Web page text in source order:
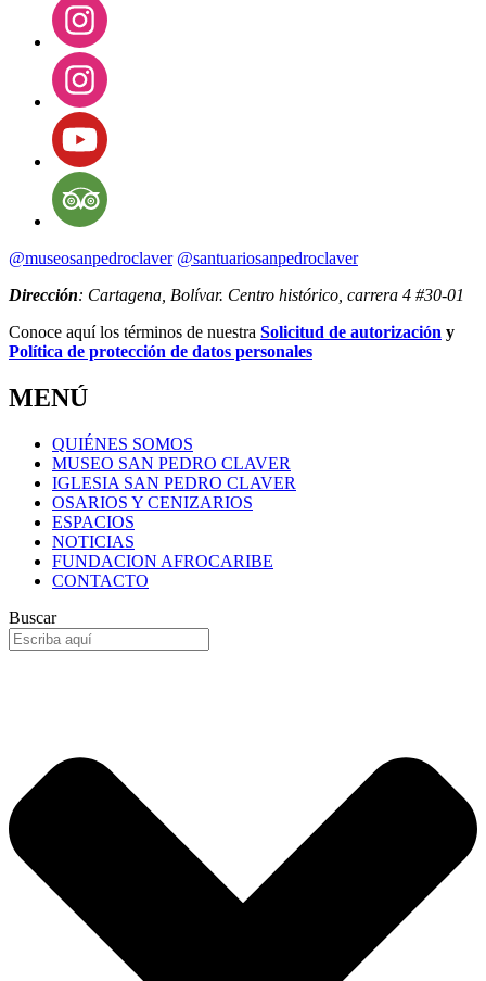
@museosanpedroclaver @santuariosanpedroclaver
Dirección: Cartagena, Bolívar. Centro histórico, carrera 4 #30-01
Conoce aquí los términos de nuestra Solicitud de autorización y
Política de protección de datos personales
MENÚ
QUIÉNES SOMOS
MUSEO SAN PEDRO CLAVER
IGLESIA SAN PEDRO CLAVER
OSARIOS Y CENIZARIOS
ESPACIOS
NOTICIAS
FUNDACION AFROCARIBE
CONTACTO
Buscar